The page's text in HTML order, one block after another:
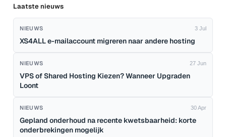
Laatste nieuws
NIEUWS 3 Jul
XS4ALL e-mailaccount migreren naar andere hosting
NIEUWS 27 Jun
VPS of Shared Hosting Kiezen? Wanneer Upgraden
Loont
NIEUWS 30 Apr
Gepland onderhoud na recente kwetsbaarheid: korte
onderbrekingen mogelijk